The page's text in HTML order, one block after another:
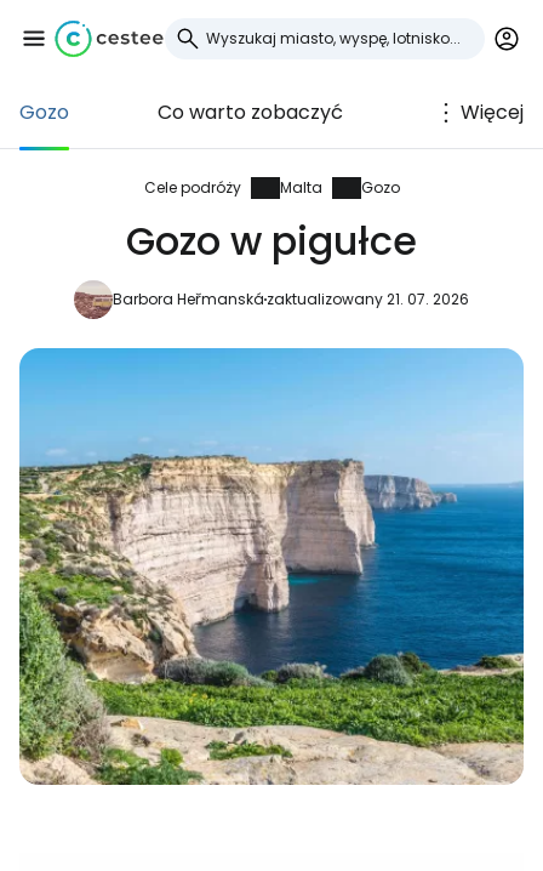
Gozo Co warto zobaczyć Więcej
Cele podróży Malta Gozo
Gozo w pigułce
Barbora Heřmanská zaktualizowany 21. 07. 2026
Zaloguj się do
Cestee
... światowej społeczności podróżniczej
Kontynuuj z e-mailem